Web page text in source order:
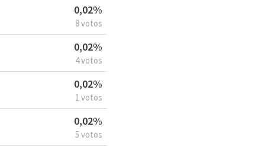
0,02%
8 votos
0,02%
4 votos
0,02%
1 votos
0,02%
5 votos